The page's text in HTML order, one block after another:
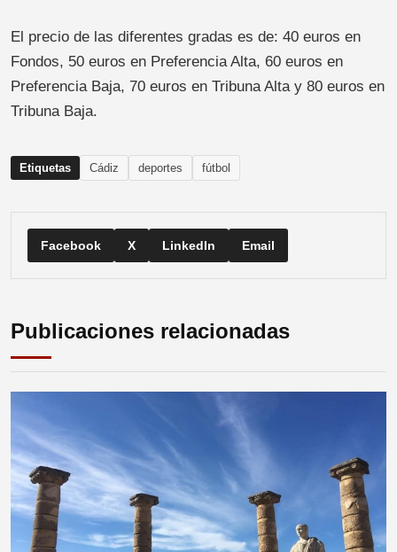
El precio de las diferentes gradas es de: 40 euros en
Fondos, 50 euros en Preferencia Alta, 60 euros en
Preferencia Baja, 70 euros en Tribuna Alta y 80 euros en
Tribuna Baja.
Etiquetas Cádiz deportes fútbol
Facebook X LinkedIn Email
Publicaciones relacionadas